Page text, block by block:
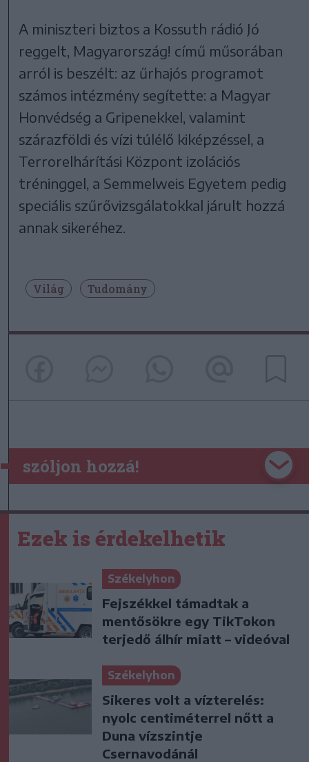
A miniszteri biztos a Kossuth rádió Jó
reggelt, Magyarország! című műsorában
arról is beszélt: az űrhajós programot
számos intézmény segítette: a Magyar
Honvédség a Gripenekkel, valamint
szárazföldi és vízi túlélő kiképzéssel, a
Terrorelhárítási Központ izolációs
tréninggel, a Semmelweis Egyetem pedig
speciális szűrővizsgálatokkal járult hozzá
annak sikeréhez.
Világ Tudomány
szóljon hozzá!
Ezek is érdekelhetik
Székelyhon
Fejszékkel támadtak a
mentősökre egy TikTokon
terjedő álhír miatt – videóval
Székelyhon
Sikeres volt a vízterelés:
nyolc centiméterrel nőtt a
Duna vízszintje
Csernavodánál